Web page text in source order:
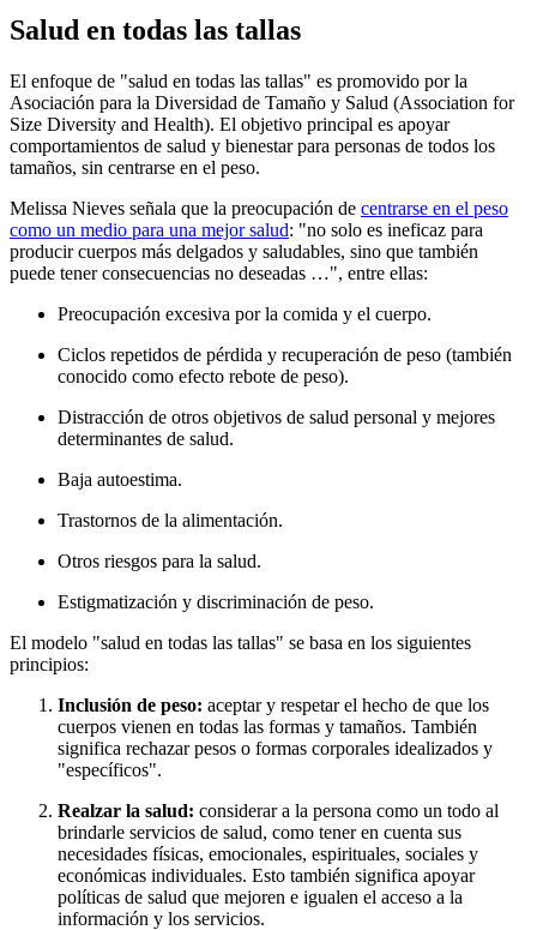
Salud en todas las tallas
El enfoque de "salud en todas las tallas" es promovido por la
Asociación para la Diversidad de Tamaño y Salud (Association for
Size Diversity and Health). El objetivo principal es apoyar
comportamientos de salud y bienestar para personas de todos los
tamaños, sin centrarse en el peso.
Melissa Nieves señala que la preocupación de centrarse en el peso
como un medio para una mejor salud: "no solo es ineficaz para
producir cuerpos más delgados y saludables, sino que también
puede tener consecuencias no deseadas …", entre ellas:
Preocupación excesiva por la comida y el cuerpo.
Ciclos repetidos de pérdida y recuperación de peso (también
conocido como efecto rebote de peso).
Distracción de otros objetivos de salud personal y mejores
determinantes de salud.
Baja autoestima.
Trastornos de la alimentación.
Otros riesgos para la salud.
Estigmatización y discriminación de peso.
El modelo "salud en todas las tallas" se basa en los siguientes
principios:
Inclusión de peso: aceptar y respetar el hecho de que los
cuerpos vienen en todas las formas y tamaños. También
significa rechazar pesos o formas corporales idealizados y
"específicos".
Realzar la salud: considerar a la persona como un todo al
brindarle servicios de salud, como tener en cuenta sus
necesidades físicas, emocionales, espirituales, sociales y
económicas individuales. Esto también significa apoyar
políticas de salud que mejoren e igualen el acceso a la
información y los servicios.